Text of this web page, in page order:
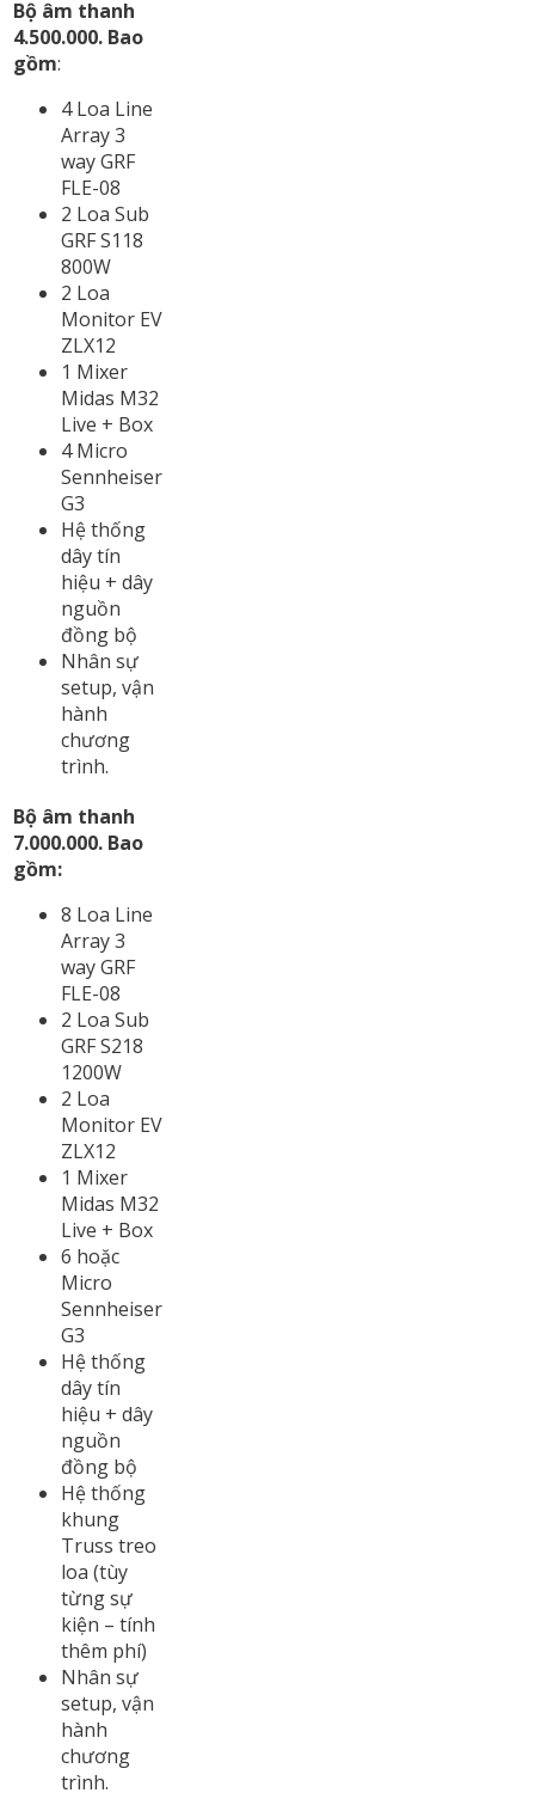
Bộ âm thanh
4.500.000. Bao
gồm:
4 Loa Line
Array 3
way GRF
FLE-08
2 Loa Sub
GRF S118
800W
2 Loa
Monitor EV
ZLX12
1 Mixer
Midas M32
Live + Box
4 Micro
Sennheiser
G3
Hệ thống
dây tín
hiệu + dây
nguồn
đồng bộ
Nhân sự
setup, vận
hành
chương
trình.
Bộ âm thanh
7.000.000. Bao
gồm:
8 Loa Line
Array 3
way GRF
FLE-08
2 Loa Sub
GRF S218
1200W
2 Loa
Monitor EV
ZLX12
1 Mixer
Midas M32
Live + Box
6 hoặc
Micro
Sennheiser
G3
Hệ thống
dây tín
hiệu + dây
nguồn
đồng bộ
Hệ thống
khung
Truss treo
loa (tùy
từng sự
kiện – tính
thêm phí)
Nhân sự
setup, vận
hành
chương
trình.